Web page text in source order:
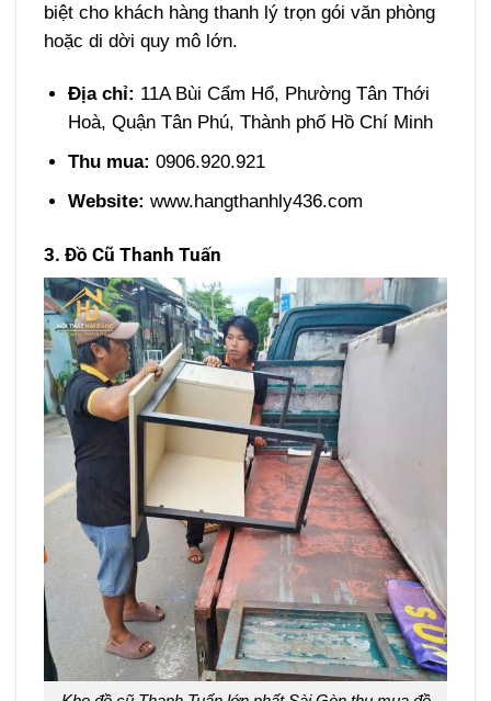
biệt cho khách hàng thanh lý trọn gói văn phòng
hoặc di dời quy mô lớn.
Địa chỉ: 11A Bùi Cẩm Hổ, Phường Tân Thới
Hoà, Quận Tân Phú, Thành phố Hồ Chí Minh
Thu mua: 0906.920.921
Website: www.hangthanhly436.com
3. Đồ Cũ Thanh Tuấn